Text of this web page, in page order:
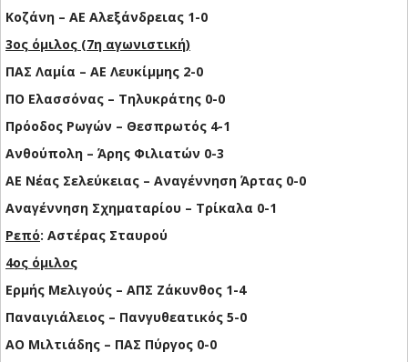
Κοζάνη – ΑΕ Αλεξάνδρειας 1-0
3ος όμιλος (7η αγωνιστική)
ΠΑΣ Λαμία – ΑΕ Λευκίμμης 2-0
ΠΟ Ελασσόνας – Τηλυκράτης 0-0
Πρόοδος Ρωγών – Θεσπρωτός 4-1
Ανθούπολη – Άρης Φιλιατών 0-3
ΑΕ Νέας Σελεύκειας – Αναγέννηση Άρτας 0-0
Αναγέννηση Σχηματαρίου – Τρίκαλα 0-1
Ρεπό: Αστέρας Σταυρού
4ος όμιλος
Ερμής Μελιγούς – ΑΠΣ Ζάκυνθος 1-4
Παναιγιάλειος – Πανγυθεατικός 5-0
ΑΟ Μιλτιάδης – ΠΑΣ Πύργος 0-0